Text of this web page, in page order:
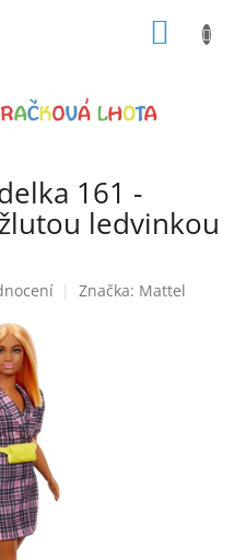
161 -
ledvinkou
Značka: Mattel